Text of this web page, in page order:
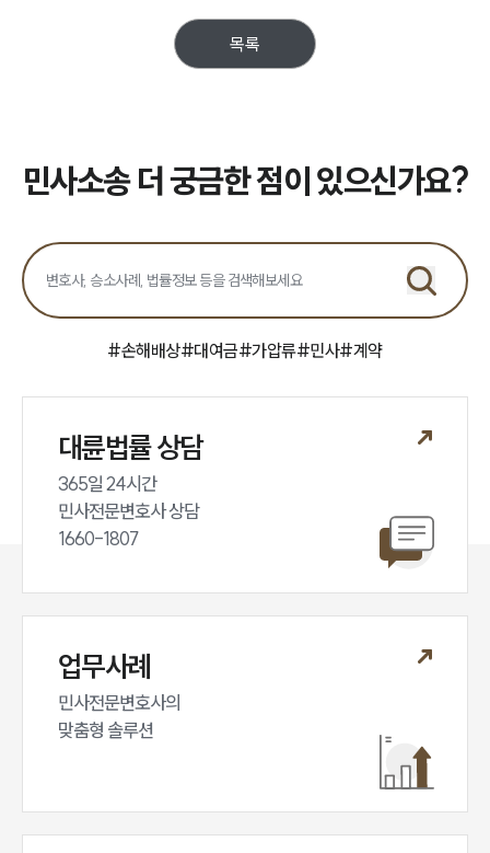
업무분야
소식/자료
공지사항
대륜법률상담예약
목록
민사소송 더 궁금한 점이 있으신가요?
#손해배상#대여금#가압류#민사#계약
대륜법률 상담
365일 24시간
민사전문변호사 상담
1660-1807
업무사례
민사전문변호사의
맞춤형 솔루션